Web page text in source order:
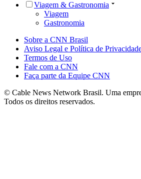
Viagem & Gastronomia
Viagem
Gastronomia
Sobre a CNN Brasil
Aviso Legal e Política de
Termos de Uso
Fale com a CNN
Faça parte da Equipe CNN
© Cable News Network Brasil. Uma
Todos os direitos reservados.